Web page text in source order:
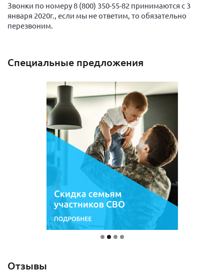
Звонки по номеру 8 (800) 350-55-82 принимаются с 3
января 2020г., если мы не ответим, то обязательно
перезвоним.
Специальные предложения
Отзывы